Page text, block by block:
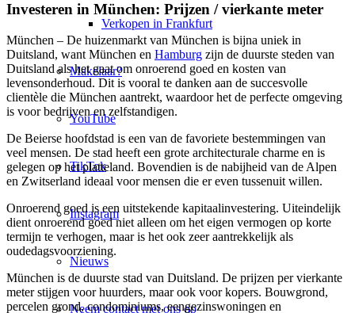
Verkopen in Frankfurt
Makelaar?
YouTube
TikTok
Instagram
Nieuws
Neem contact met ons op
Investeren in München: Prijzen / vierkante meter
München – De huizenmarkt van München is bijna uniek in
Duitsland, want München en Hamburg zijn de duurste steden van
Duitsland als het gaat om onroerend goed en kosten van
levensonderhoud. Dit is vooral te danken aan de succesvolle
clientèle die München aantrekt, waardoor het de perfecte omgeving
is voor bedrijven en zelfstandigen.
De Beierse hoofdstad is een van de favoriete bestemmingen van
veel mensen. De stad heeft een grote architecturale charme en is
gelegen op het platteland. Bovendien is de nabijheid van de Alpen
en Zwitserland ideaal voor mensen die er even tussenuit willen.
Onroerend goed is een uitstekende kapitaalinvestering. Uiteindelijk
dient onroerend goed niet alleen om het eigen vermogen op korte
termijn te verhogen, maar is het ook zeer aantrekkelijk als
oudedagsvoorziening.
München is de duurste stad van Duitsland. De prijzen per vierkante
meter stijgen voor huurders, maar ook voor kopers. Bouwgrond,
percelen grond, condominiums, eengezinswoningen en